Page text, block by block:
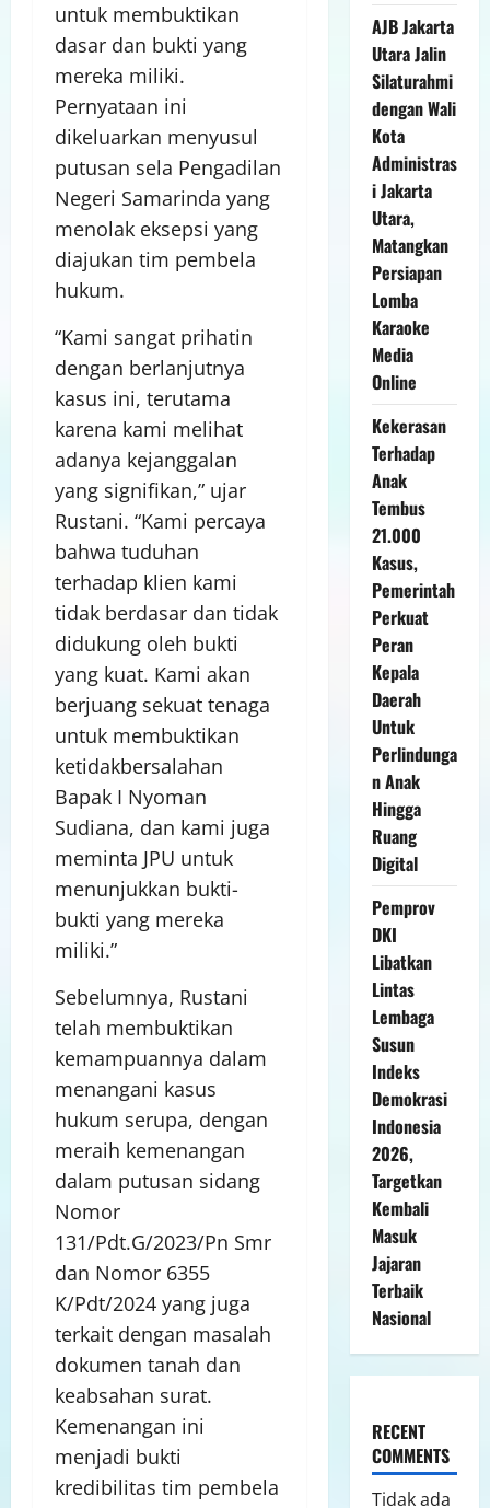
untuk membuktikan
dasar dan bukti yang
mereka miliki.
Pernyataan ini
dikeluarkan menyusul
putusan sela Pengadilan
Negeri Samarinda yang
menolak eksepsi yang
diajukan tim pembela
hukum.
“Kami sangat prihatin
dengan berlanjutnya
kasus ini, terutama
karena kami melihat
adanya kejanggalan
yang signifikan,” ujar
Rustani. “Kami percaya
bahwa tuduhan
terhadap klien kami
tidak berdasar dan tidak
didukung oleh bukti
yang kuat. Kami akan
berjuang sekuat tenaga
untuk membuktikan
ketidakbersalahan
Bapak I Nyoman
Sudiana, dan kami juga
meminta JPU untuk
menunjukkan bukti-
bukti yang mereka
miliki.”
Sebelumnya, Rustani
telah membuktikan
kemampuannya dalam
menangani kasus
hukum serupa, dengan
meraih kemenangan
dalam putusan sidang
Nomor
131/Pdt.G/2023/Pn Smr
dan Nomor 6355
K/Pdt/2024 yang juga
terkait dengan masalah
dokumen tanah dan
keabsahan surat.
Kemenangan ini
menjadi bukti
kredibilitas tim pembela
AJB Jakarta
Utara Jalin
Silaturahmi
dengan Wali
Kota
Administras
i Jakarta
Utara,
Matangkan
Persiapan
Lomba
Karaoke
Media
Online
Kekerasan
Terhadap
Anak
Tembus
21.000
Kasus,
Pemerintah
Perkuat
Peran
Kepala
Daerah
Untuk
Perlindunga
n Anak
Hingga
Ruang
Digital
Pemprov
DKI
Libatkan
Lintas
Lembaga
Susun
Indeks
Demokrasi
Indonesia
2026,
Targetkan
Kembali
Masuk
Jajaran
Terbaik
Nasional
RECENT
COMMENTS
Tidak ada